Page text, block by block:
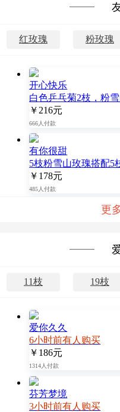
红玫瑰 粉玫瑰
开心快乐
白色乒乓菊2枝，粉雪
￥216元
666人付款
有你很甜
5枝粉雪山玫瑰搭配5
￥178元
485人付款
更
11枝 19枝
爱你久久
6小时前有人购买
￥186元
1314人付款
芬芳梦境
3小时前有人购买